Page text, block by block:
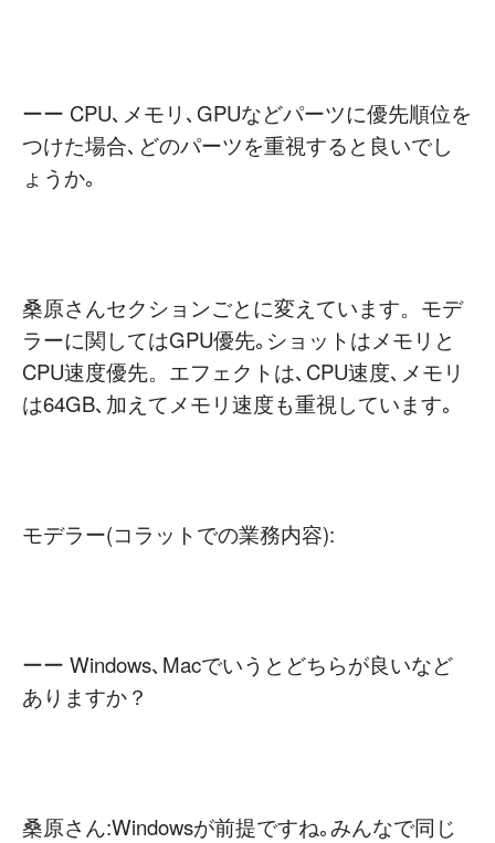
ーー CPU､メモリ､GPUなどパーツに優先順位を
つけた場合､どのパーツを重視すると良いでし
ょうか｡
桑原さんセクションごとに変えています。モデ
ラーに関してはGPU優先｡ショットはメモリと
CPU速度優先。エフェクトは､CPU速度､メモリ
は64GB､加えてメモリ速度も重視しています｡
モデラー(コラットでの業務内容):
ーー Windows､Macでいうとどちらが良いなど
ありますか？
桑原さん:Windowsが前提ですね｡みんなで同じ